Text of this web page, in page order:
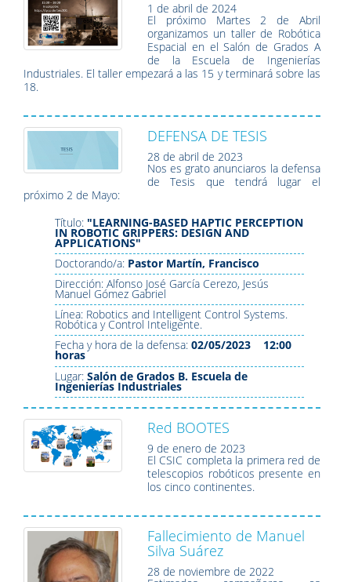
1 de abril de 2024
El próximo Martes 2 de Abril
organizamos un taller de Robótica
Espacial en el Salón de Grados A
de la Escuela de Ingenierías
Industriales. El taller empezará a las 15 y terminará sobre las
18.
DEFENSA DE TESIS
28 de abril de 2023
Nos es grato anunciaros la defensa
de Tesis que tendrá lugar el
próximo 2 de Mayo:
Título: "LEARNING-BASED HAPTIC PERCEPTION
IN ROBOTIC GRIPPERS: DESIGN AND
APPLICATIONS"
Doctorando/a: Pastor Martín, Francisco
Dirección: Alfonso José García Cerezo, Jesús
Manuel Gómez Gabriel
Línea: Robotics and Intelligent Control Systems.
Robótica y Control Inteligente.
Fecha y hora de la defensa: 02/05/2023 12:00
horas
Lugar: Salón de Grados B. Escuela de
Ingenierías Industriales
Red BOOTES
9 de enero de 2023
El CSIC completa la primera red de
telescopios robóticos presente en
los cinco continentes.
Fallecimiento de Manuel
Silva Suárez
28 de noviembre de 2022